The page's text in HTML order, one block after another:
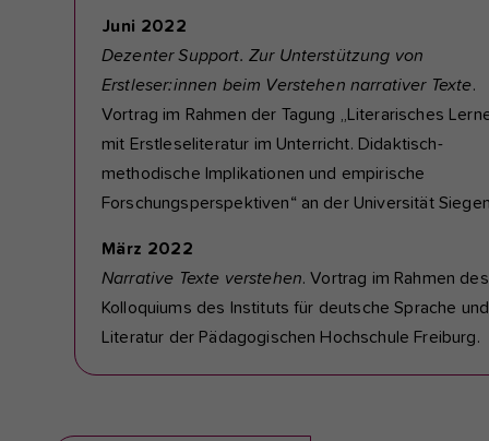
Juni 2022
Dezenter Support. Zur Unterstützung von
Erstleser:innen beim Verstehen narrativer Texte.
Vortrag im Rahmen der Tagung „Literarisches
mit Erstleseliteratur im Unterricht. Didaktisch-
methodische Implikationen und empirische
Forschungsperspektiven“ an der Universität
März 2022
Narrative Texte verstehen. Vortrag im Rahmen des
Kolloquiums des Instituts für deutsche Sprache und
Literatur der Pädagogischen Hochschule Freiburg.